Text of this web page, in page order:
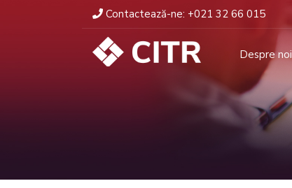
Contactează-ne: +021 32 66 015
Despre noi